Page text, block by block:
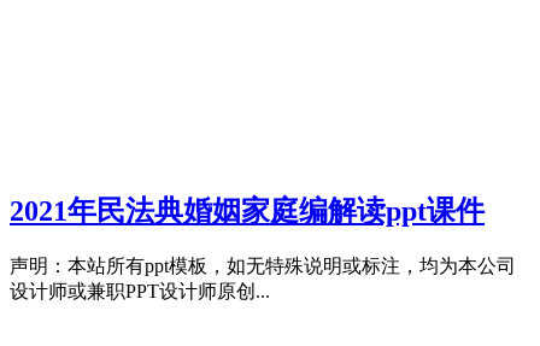
2021年民法典婚姻家庭编解读ppt课件
声明：本站所有ppt模板，如无特殊说明或标注，均为本公司
设计师或兼职PPT设计师原创...